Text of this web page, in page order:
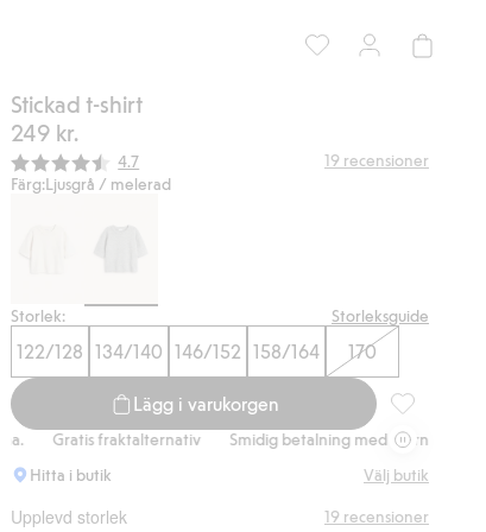
Stickad t-shirt
249 kr.
Snittbetyg:
4.7 19 recensioner
Färg:Ljusgrå / melerad
Storlek: Storleksguide
122/128 134/140 146/152 158/164 170
Lägg i varukorgen
Stickad t-
Gratis fraktalternativ Smidig betalning med Klarna.
Gratis
Hitta i butik
Välj butik
Upplevd storlek 19 recensioner